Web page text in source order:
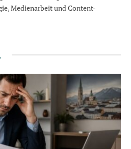
Medienarbeit und Content-